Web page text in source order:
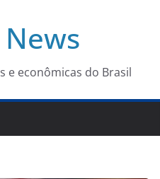
e econômicas do Brasil